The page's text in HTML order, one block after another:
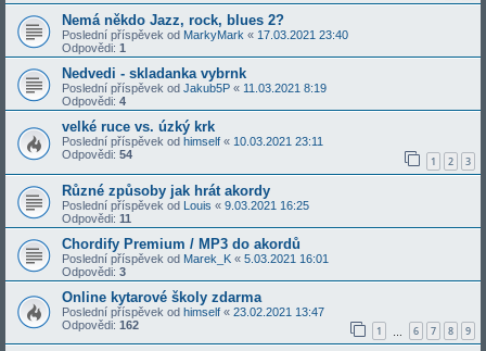
Nemá někdo Jazz, rock, blues 2?
Poslední příspěvek od MarkyMark « 17.03.2021 23:40
Odpovědi: 1
Nedvedi - skladanka vybrnk
Poslední příspěvek od Jakub5P « 11.03.2021 8:19
Odpovědi: 4
velké ruce vs. úzký krk
Poslední příspěvek od himself « 10.03.2021 23:11
Odpovědi: 54 1 2 3
Různé způsoby jak hrát akordy
Poslední příspěvek od Louis « 9.03.2021 16:25
Odpovědi: 11
Chordify Premium / MP3 do akordů
Poslední příspěvek od Marek_K « 5.03.2021 16:01
Odpovědi: 3
Online kytarové školy zdarma
Poslední příspěvek od himself « 23.02.2021 13:47
Odpovědi: 162 1 6 7 8 9